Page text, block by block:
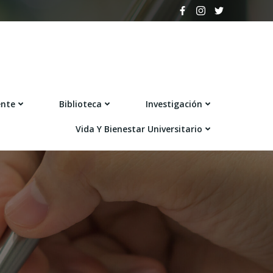
Biblioteca Investigación
Vida Y Bienestar Universitario